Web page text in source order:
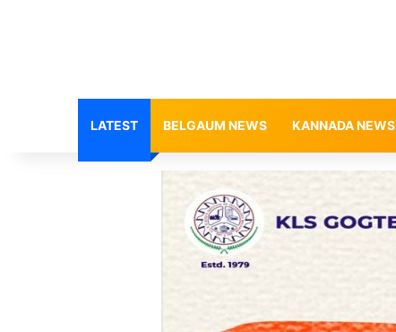
LATEST BELGAUM NEWS KANNADA NEWS